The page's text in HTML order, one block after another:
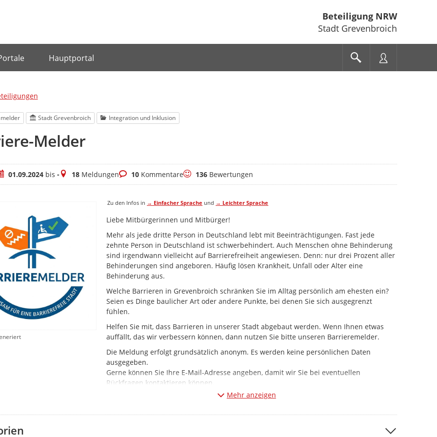
Beteiligung NRW
Stadt Grevenbroich
Hauptportal
Stadt Grevenbroich Integration und Inklusion
Melder
01.09.2024bis -Meldungen
18MeldungenKommentare
10KommentareBewertungen
136Bewertungen
Zu den Infos in → Einfacher Sprache und → Leichter Sprache
Liebe Mitbürgerinnen und Mitbürger!
Mehr als jede dritte Person in Deutschland lebt mit Beeinträchtigungen. Fast jede
zehnte Person in Deutschland ist schwerbehindert. Auch Menschen ohne Behinderung
sind irgendwann vielleicht auf Barrierefreiheit angewiesen. Denn: nur drei Prozent aller
Behinderungen sind angeboren. Häufig lösen Krankheit, Unfall oder Alter eine
Behinderung aus.
Welche Barrieren in Grevenbroich schränken Sie im Alltag persönlich am ehesten ein?
Seien es Dinge baulicher Art oder andere Punkte, bei denen Sie sich ausgegrenzt
fühlen.
Helfen Sie mit, dass Barrieren in unserer Stadt abgebaut werden. Wenn Ihnen etwas
auffällt, das wir verbessern können, dann nutzen Sie bitte unseren Barrieremelder.
Die Meldung erfolgt grundsätzlich anonym. Es werden keine persönlichen Daten
ausgegeben.
Gerne können Sie Ihre E-Mail-Adresse angeben, damit wir Sie bei eventuellen
Rückfragen kontaktieren können.
Ein wichtiger Hinweis zum Schluss: Aktuell dient der Barrieremelder vorrangig zur
dafür, dass in vielen Fällen keine zeitnahe Beseitigung der gemeldeten Barriere möglich
sein wird. Unser Ziel ist es aber selbstverständlich, bestehende Barrieren kontinuierlich
Mehr anzeigen